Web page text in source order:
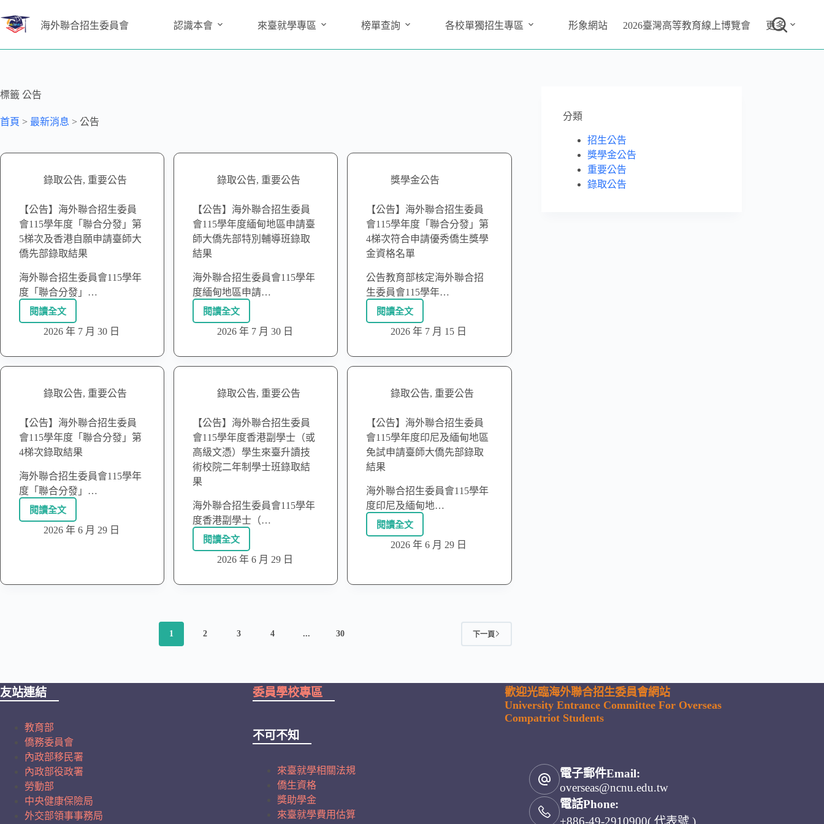
海外聯合招生委員會 認識本會 來臺就學專區 榜單查詢 各校單獨招生專區 形象網站 2026臺灣高等教育線上博覽會 更多
標籤 公告
首頁 > 最新消息 > 公告
錄取公告, 重要公告
【公告】海外聯合招生委員
會115學年度「聯合分發」第
5梯次及香港自願申請臺師大
僑先部錄取結果
海外聯合招生委員會115學年
度「聯合分發」…
閱讀全文
2026 年 7 月 30 日
錄取公告, 重要公告
【公告】海外聯合招生委員
會115學年度緬甸地區申請臺
師大僑先部特別輔導班錄取
結果
海外聯合招生委員會115學年
度緬甸地區申請…
閱讀全文
2026 年 7 月 30 日
獎學金公告
【公告】海外聯合招生委員
會115學年度「聯合分發」第
4梯次符合申請優秀僑生獎學
金資格名單
公告教育部核定海外聯合招
生委員會115學年…
閱讀全文
2026 年 7 月 15 日
錄取公告, 重要公告
【公告】海外聯合招生委員
會115學年度「聯合分發」第
4梯次錄取結果
海外聯合招生委員會115學年
度「聯合分發」…
閱讀全文
2026 年 6 月 29 日
錄取公告, 重要公告
【公告】海外聯合招生委員
會115學年度香港副學士（或
高級文憑）學生來臺升讀技
術校院二年制學士班錄取結
果
海外聯合招生委員會115學年
度香港副學士（…
閱讀全文
2026 年 6 月 29 日
錄取公告, 重要公告
【公告】海外聯合招生委員
會115學年度印尼及緬甸地區
免試申請臺師大僑先部錄取
結果
海外聯合招生委員會115學年
度印尼及緬甸地…
閱讀全文
2026 年 6 月 29 日
1 2 3 4 ... 30 下一頁
分類
招生公告
獎學金公告
重要公告
錄取公告
友站連結
教育部
僑務委員會
內政部移民署
內政部役政署
勞動部
中央健康保險局
外交部領事事務局
委員學校專區
不可不知
來臺就學相關法規
僑生資格
獎助學金
來臺就學費用估算
歡迎光臨海外聯合招生委員會網站
University Entrance Committee For Overseas
Compatriot Students
電子郵件Email:
overseas@ncnu.edu.tw
電話Phone:
+886-49-2910900( 代表號 )